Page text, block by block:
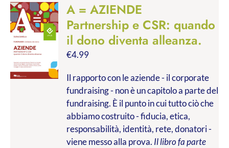
A = AZIENDE
Partnership e CSR: quando
il dono diventa alleanza.
€4.99
Il rapporto con le aziende - il corporate
fundraising - non è un capitolo a parte del
fundraising. È il punto in cui tutto ciò che
abbiamo costruito - fiducia, etica,
responsabilità, identità, rete, donatori -
viene messo alla prova. Il libro fa parte